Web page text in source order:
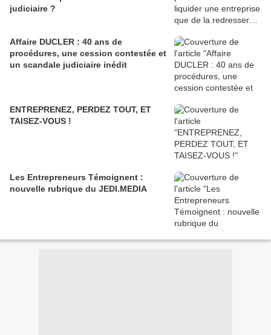
judiciaire ?
Affaire DUCLER : 40 ans de
procédures, une cession contestée et
un scandale judiciaire inédit
ENTREPRENEZ, PERDEZ TOUT, ET
TAISEZ-VOUS !
Les Entrepreneurs Témoignent :
nouvelle rubrique du JEDI.MEDIA